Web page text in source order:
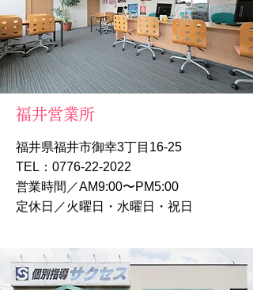
福井営業所
福井県福井市御幸3丁目16-25
TEL：0776-22-2022
営業時間／AM9:00〜PM5:00
定休日／火曜日・水曜日・祝日